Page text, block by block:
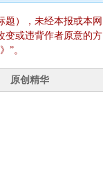
题），未经本报或本网
变或违背作者原意的方
”。